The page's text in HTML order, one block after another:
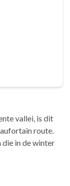
vallei, is dit
route.
die in de winter